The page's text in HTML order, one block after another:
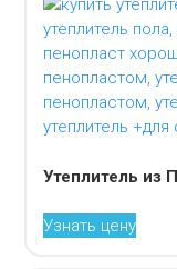
Утеплитель из
Узнать цену